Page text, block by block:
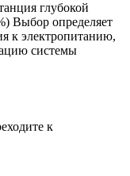
глубокой
Выбор определяет
к электропитанию,
системы
к